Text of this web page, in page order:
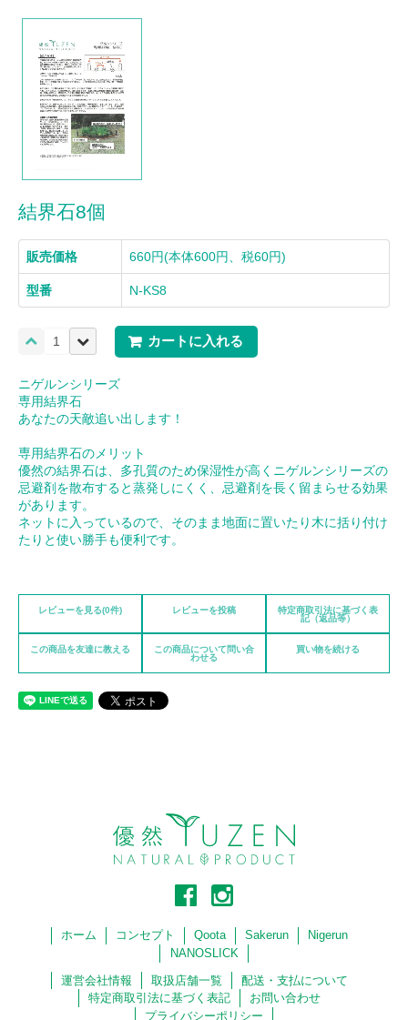
結界石8個
販売価格 660円(本体600円、税60円)
型番 N-KS8
カートに入れる
ニゲルンシリーズ
専用結界石
あなたの天敵追い出します！
専用結界石のメリット
優然の結界石は、多孔質のため保湿性が高くニゲルンシリーズの
忌避剤を散布すると蒸発しにくく、忌避剤を長く留まらせる効果
があります。
ネットに入っているので、そのまま地面に置いたり木に括り付け
たりと使い勝手も便利です。
レビューを見る(0件) レビューを投稿
特定商取引法に基づく表
記（返品等）
この商品を友達に教える
この商品について問い合
わせる
買い物を続ける
ホーム コンセプト Qoota Sakerun
Nigerun
NANOSLICK
運営会社情報 取扱店舗一覧
配送・支払について
特定商取引法に基づく表記
お問い合わせ
プライバシーポリシー